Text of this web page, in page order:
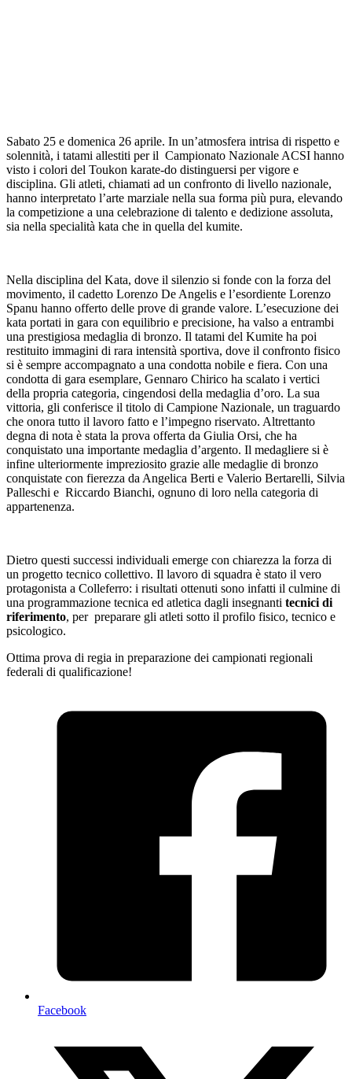
Sabato 25 e domenica 26 aprile. In un’atmosfera intrisa di rispetto e
solennità, i tatami allestiti per il Campionato Nazionale ACSI hanno
visto i colori del Toukon karate-do distinguersi per vigore e
disciplina. Gli atleti, chiamati ad un confronto di livello nazionale,
hanno interpretato l’arte marziale nella sua forma più pura, elevando
la competizione a una celebrazione di talento e dedizione assoluta,
sia nella specialità kata che in quella del kumite.
Nella disciplina del Kata, dove il silenzio si fonde con la forza del
movimento, il cadetto Lorenzo De Angelis e l’esordiente Lorenzo
Spanu hanno offerto delle prove di grande valore. L’esecuzione dei
kata portati in gara con equilibrio e precisione, ha valso a entrambi
una prestigiosa medaglia di bronzo. Il tatami del Kumite ha poi
restituito immagini di rara intensità sportiva, dove il confronto fisico
si è sempre accompagnato a una condotta nobile e fiera. Con una
condotta di gara esemplare, Gennaro Chirico ha scalato i vertici
della propria categoria, cingendosi della medaglia d’oro. La sua
vittoria, gli conferisce il titolo di Campione Nazionale, un traguardo
che onora tutto il lavoro fatto e l’impegno riservato. Altrettanto
degna di nota è stata la prova offerta da Giulia Orsi, che ha
conquistato una importante medaglia d’argento. Il medagliere si è
infine ulteriormente impreziosito grazie alle medaglie di bronzo
conquistate con fierezza da Angelica Berti e Valerio Bertarelli, Silvia
Palleschi e Riccardo Bianchi, ognuno di loro nella categoria di
appartenenza.
Dietro questi successi individuali emerge con chiarezza la forza di
un progetto tecnico collettivo. Il lavoro di squadra è stato il vero
protagonista a Colleferro: i risultati ottenuti sono infatti il culmine di
una programmazione tecnica ed atletica dagli insegnanti tecnici di
riferimento, per preparare gli atleti sotto il profilo fisico, tecnico e
psicologico.
Ottima prova di regia in preparazione dei campionati regionali
federali di qualificazione!
Facebook